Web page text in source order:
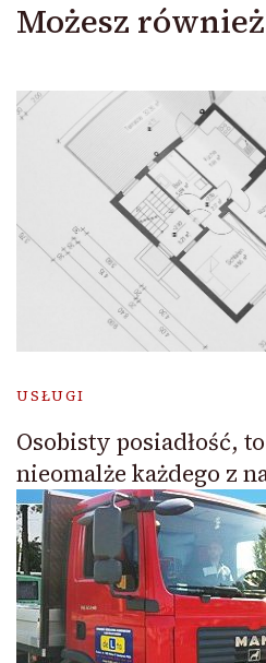
Możesz
USŁUGI
Osobisty posiadłość,
nieomalże każdego z